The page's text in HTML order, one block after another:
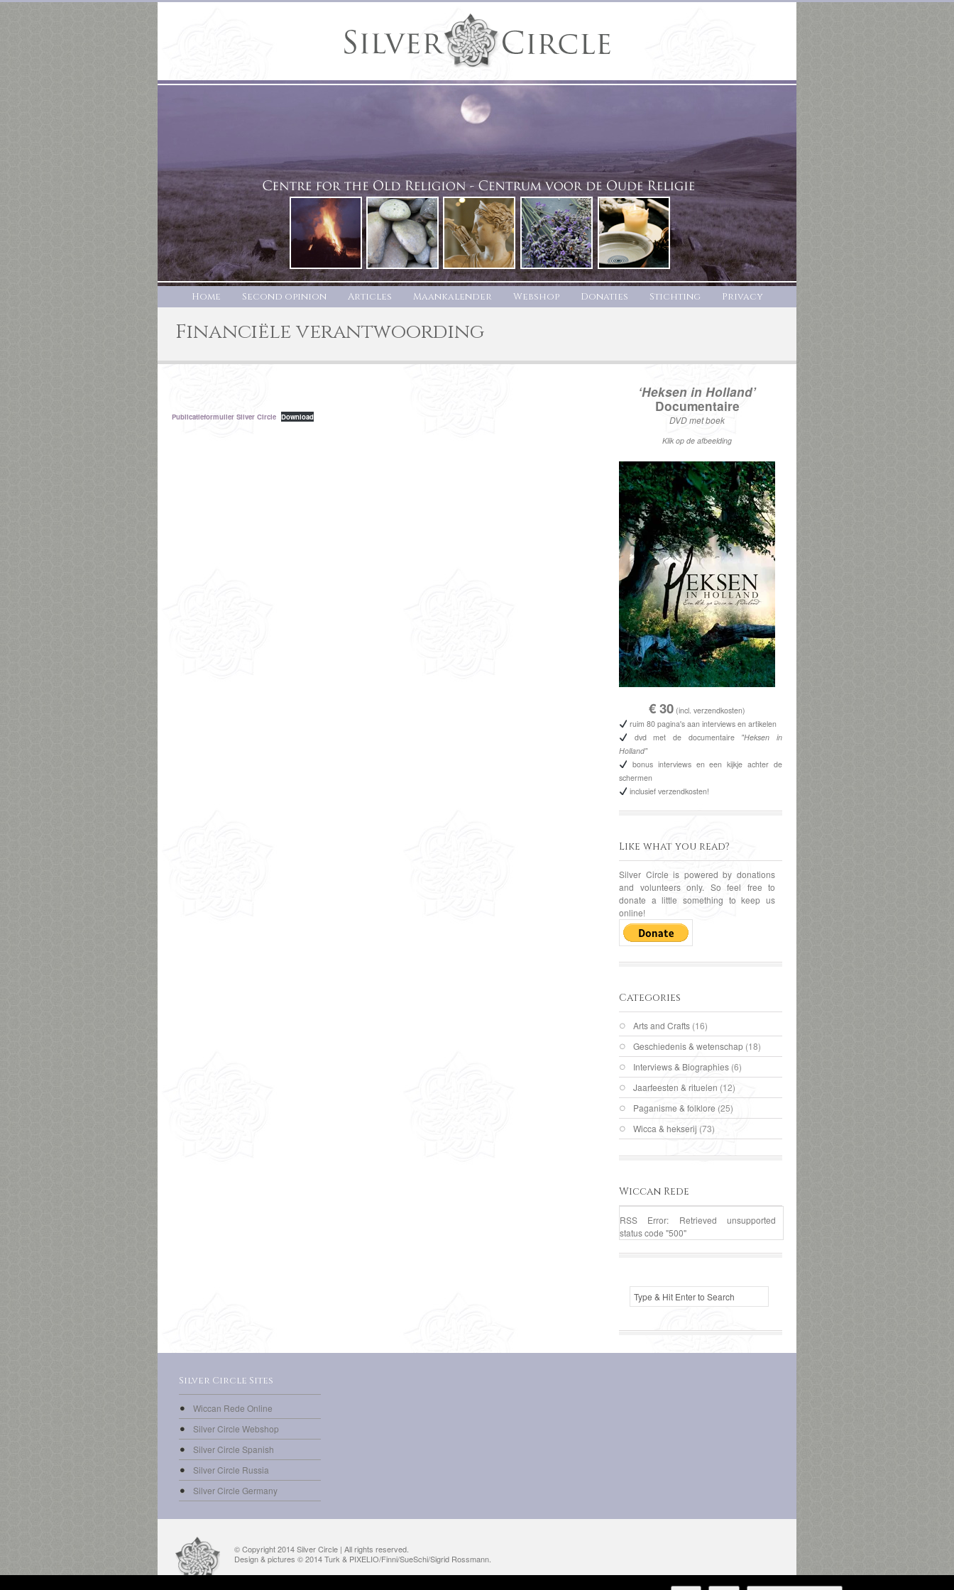
Home Second opinion Articles Maankalender Webshop Donaties Stichting Privacy
Financiële verantwoording
Publicatieformulier Silver Circle Download
‘Heksen in Holland’
Documentaire
DVD met boek
Klik op de afbeelding
€ 30 (incl. verzendkosten)
ruim 80 pagina's aan interviews en artikelen
dvd met de documentaire "Heksen in
Holland"
bonus interviews en een kijkje achter de
schermen
inclusief verzendkosten!
Like what you read?
Silver Circle is powered by donations
and volunteers only. So feel free to
donate a little something to keep us
online!
Categories
Arts and Crafts (16)
Geschiedenis & wetenschap (18)
Interviews & Biographies (6)
Jaarfeesten & rituelen (12)
Paganisme & folklore (25)
Wicca & hekserij (73)
Wiccan Rede
RSS Error: Retrieved unsupported
status code "500"
Silver Circle Sites
Wiccan Rede Online
Silver Circle Webshop
Silver Circle Spanish
Silver Circle Russia
Silver Circle Germany
© Copyright 2014 Silver Circle | All rights reserved.
Design & pictures © 2014 Turk & PIXELIO/Finni/SueSchi/Sigrid Rossmann.